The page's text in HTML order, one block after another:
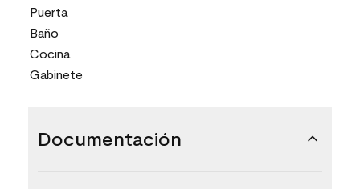
Puerta
Baño
Cocina
Gabinete
Documentación